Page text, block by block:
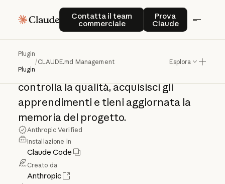
Contatta il team
commerciale
Contatta il team commerciale
Prova
Claude
Prova Claude
Plugin
Plugin
/CLAUDE.md Management Esplora
CLAUDE.md
Management
Strumenti
controllalaqualità,acquisiscigli
apprendimenti e tieni aggiornata la
memoria del progetto.
Anthropic Verified
Installazione in
Claude Code
Creato da
Anthropic